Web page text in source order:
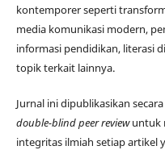
kontemporer seperti
media komunikasi modern,
informasi pendidikan, literasi
topik terkait lainnya.
Jurnal ini dipublikasikan
double-blind peer reviewuntuk
integritas ilmiah setiap artikel